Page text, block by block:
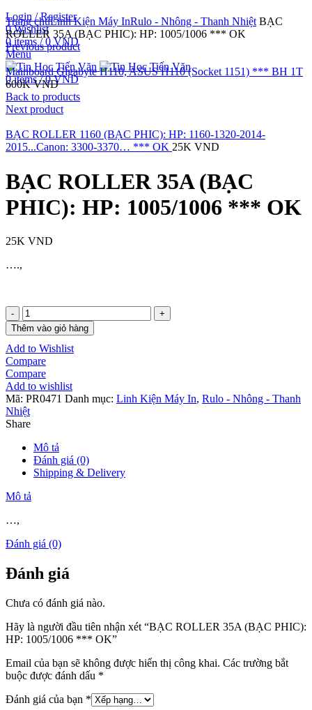
Login / Register
0Wishlist
0items / 0VND
Menu
0items / 0VND
Trang chủLinh Kiện Máy InRulo - Nhông - Thanh NhiệtBẠC
ROLLER 35A (BẠC PHIC): HP: 1005/1006 *** OK
Previous product
Mainboard Gigabyte H110, ASUS H110 (Socket 1151) *** BH 1T
600KVND
Back to products
Next product
BẠC ROLLER 1160 (BẠC PHIC): HP: 1160-1320-2014-
2015...Canon: 3300-3370… *** OK 25K VND
BẠC ROLLER 35A (BẠC
PHIC): HP: 1005/1006 *** OK
25K VND
….,
BẠC
ROLLER
35A
(BẠC
PHIC):
HP:
1005/1006
***
OK
số
Thêm vào giỏ hàng
Add to Wishlist
Compare
Compare
Add to wishlist
Mã: PR0471 Danh mục: Linh Kiện Máy In, Rulo - Nhông - Thanh
Nhiệt
Share
Mô tả
Đánh giá (0)
Shipping & Delivery
Mô tả
…,
Đánh giá (0)
Đánh giá
Chưa có đánh giá nào.
Hãy là người đầu tiên nhận xét “BẠC ROLLER 35A (BẠC PHIC):
HP: 1005/1006 *** OK”
Email của bạn sẽ không được hiển thị công khai. Các trường bắt
buộc được đánh dấu *
Đánh giá của bạn *